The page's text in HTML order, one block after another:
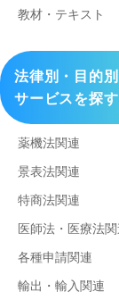
教材・テキスト
法律別・目的
サービスを探す
薬機法関連
景表法関連
特商法関連
医師法・医療法関
各種申請関連
輸出・輸入関連